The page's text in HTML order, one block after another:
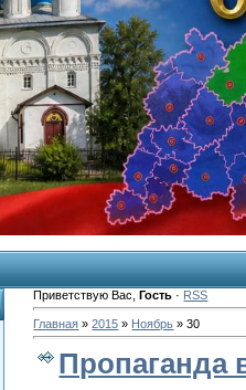
Приветствую Вас ,Гость · RSS
Главная »2015 » Ноябрь » 30
Пропаганда